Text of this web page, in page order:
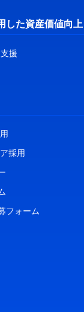
した資産価値向上
援
採用
フォーム